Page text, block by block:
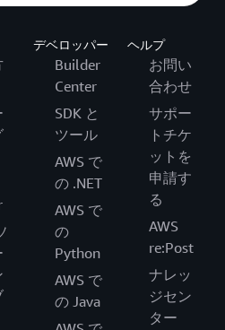
デベロッパー
Builder
Center
SDK と
ツール
AWS で
の .NET
AWS で
の
Python
AWS で
の Java
ヘルプ
お問い
合わせ
サポー
トチケ
ットを
申請す
る
AWS
re:Post
ナレッ
ジセン
ター